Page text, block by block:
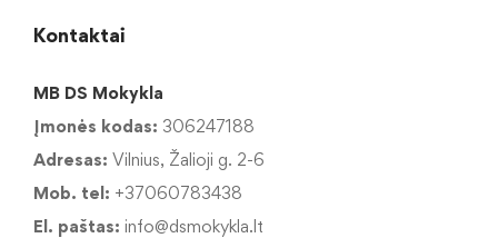
Kontaktai
MB DS Mokykla
Įmonės kodas: 306247188
Adresas: Vilnius, Žalioji g. 2-6
Mob. tel: +37060783438
El. paštas: info@dsmokykla.lt